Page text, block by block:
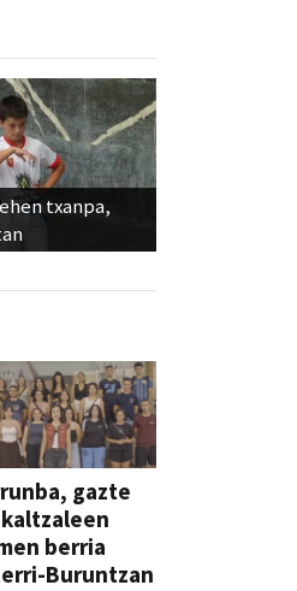
txanpa,
gazte
berria
Buruntzan